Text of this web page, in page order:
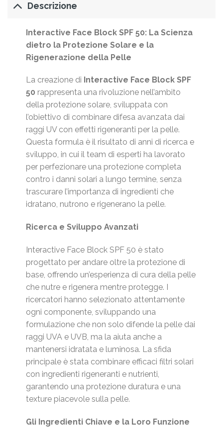
Descrizione
Interactive Face Block SPF 50: La Scienza
dietro la Protezione Solare e la
Rigenerazione della Pelle
La creazione di Interactive Face Block SPF
50 rappresenta una rivoluzione nell’ambito
della protezione solare, sviluppata con
l’obiettivo di combinare difesa avanzata dai
raggi UV con effetti rigeneranti per la pelle.
Questa formula è il risultato di anni di ricerca e
sviluppo, in cui il team di esperti ha lavorato
per perfezionare una protezione completa
contro i danni solari a lungo termine, senza
trascurare l’importanza di ingredienti che
idratano, nutrono e rigenerano la pelle.
Ricerca e Sviluppo Avanzati
Interactive Face Block SPF 50 è stato
progettato per andare oltre la protezione di
base, offrendo un’esperienza di cura della pelle
che nutre e rigenera mentre protegge. I
ricercatori hanno selezionato attentamente
ogni componente, sviluppando una
formulazione che non solo difende la pelle dai
raggi UVA e UVB, ma la aiuta anche a
mantenersi idratata e luminosa. La sfida
principale è stata combinare efficaci filtri solari
con ingredienti rigeneranti e nutrienti,
garantendo una protezione duratura e una
texture piacevole sulla pelle.
Gli Ingredienti Chiave e la Loro Funzione